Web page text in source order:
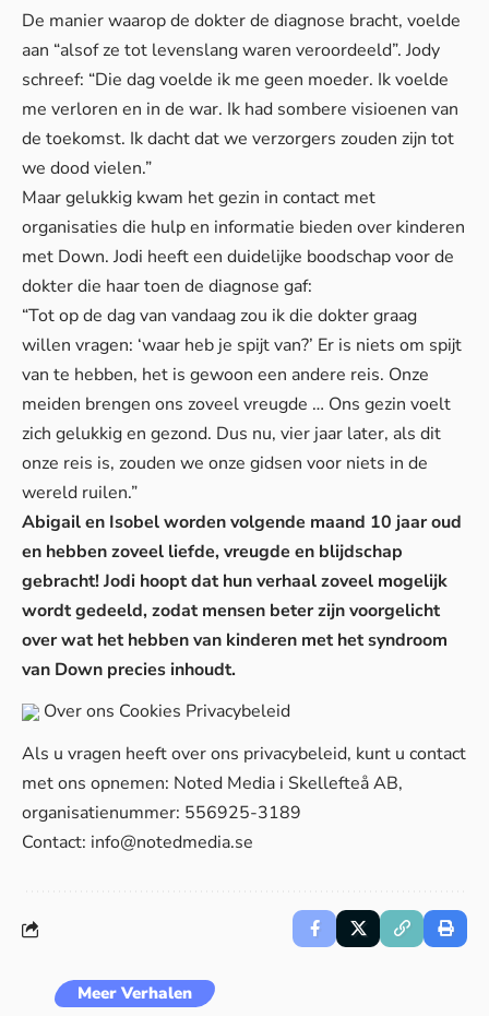
De manier waarop de dokter de diagnose bracht, voelde
aan “alsof ze tot levenslang waren veroordeeld”. Jody
schreef: “Die dag voelde ik me geen moeder. Ik voelde
me verloren en in de war. Ik had sombere visioenen van
de toekomst. Ik dacht dat we verzorgers zouden zijn tot
we dood vielen.”
Maar gelukkig kwam het gezin in contact met
organisaties die hulp en informatie bieden over kinderen
met Down. Jodi heeft een duidelijke boodschap voor de
dokter die haar toen de diagnose gaf:
“Tot op de dag van vandaag zou ik die dokter graag
willen vragen: ‘waar heb je spijt van?’ Er is niets om spijt
van te hebben, het is gewoon een andere reis. Onze
meiden brengen ons zoveel vreugde … Ons gezin voelt
zich gelukkig en gezond. Dus nu, vier jaar later, als dit
onze reis is, zouden we onze gidsen voor niets in de
wereld ruilen.”
Abigail en Isobel worden volgende maand 10 jaar oud
en hebben zoveel liefde, vreugde en blijdschap
gebracht! Jodi hoopt dat hun verhaal zoveel mogelijk
wordt gedeeld, zodat mensen beter zijn voorgelicht
over wat het hebben van kinderen met het syndroom
van Down precies inhoudt.
Over ons Cookies Privacybeleid
Als u vragen heeft over ons privacybeleid, kunt u contact
met ons opnemen: Noted Media i Skellefteå AB,
organisatienummer: 556925-3189
Contact: info@notedmedia.se
Meer Verhalen